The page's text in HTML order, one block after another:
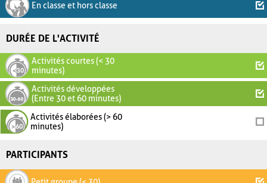
En classe et hors classe
DURÉE DE L'ACTIVITÉ
Activités courtes (< 30
minutes)
Activités développées
(Entre 30 et 60 minutes)
Activités élaborées (> 60
minutes)
PARTICIPANTS